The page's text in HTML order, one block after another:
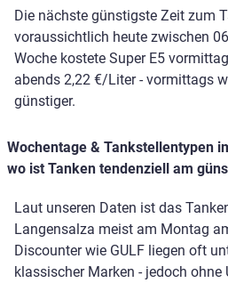
Die nächste günstigste Zeit zum
voraussichtlich heute zwischen
Woche kostete Super E5
abends 2,22 €/Liter - vormittags
günstiger.
Wochentage & Tankstellentypen
wo ist Tanken tendenziell am
Laut unseren Daten ist das
Langensalza meist am Montag
Discounter wie GULF liegen oft
klassischer Marken - jedoch ohne